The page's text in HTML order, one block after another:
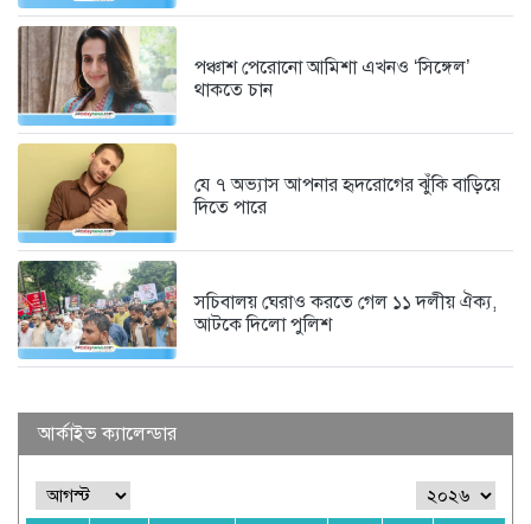
পঞ্চাশ পেরোনো আমিশা এখনও ‘সিঙ্গেল’
থাকতে চান
যে ৭ অভ্যাস আপনার হৃদরোগের ঝুঁকি বাড়িয়ে
দিতে পারে
সচিবালয় ঘেরাও করতে গেল ১১ দলীয় ঐক্য,
আটকে দিলো পুলিশ
আর্কাইভ ক্যালেন্ডার